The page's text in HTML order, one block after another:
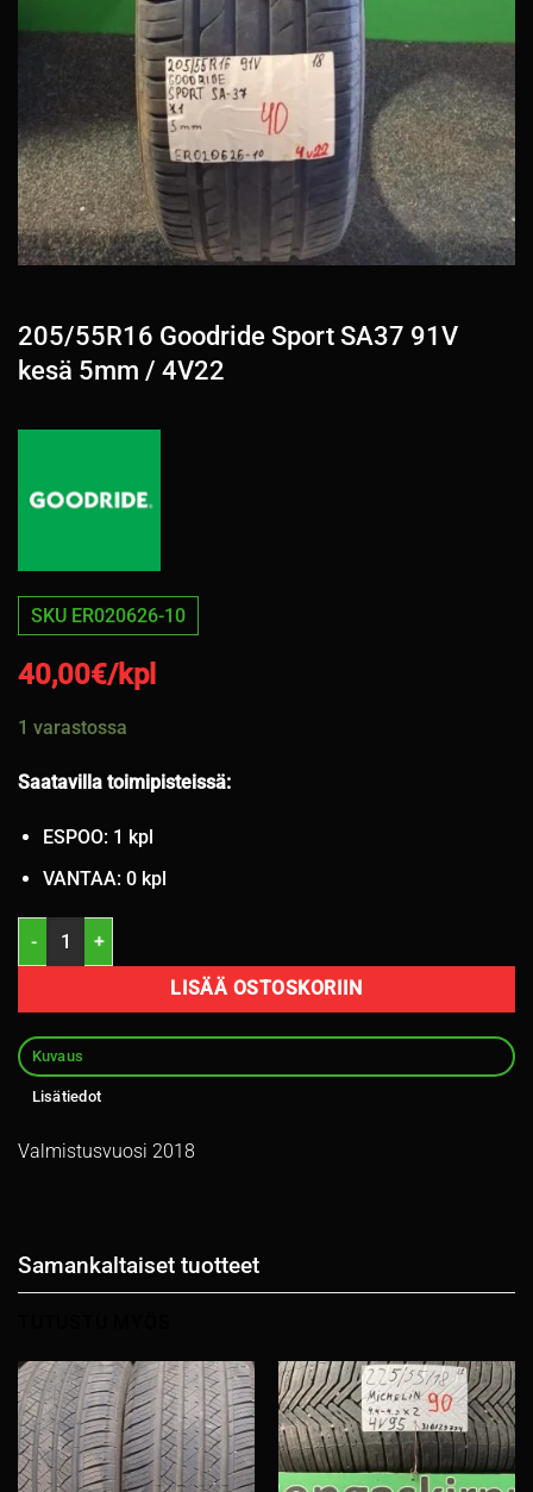
205/55R16 Goodride Sport SA37 91V
kesä 5mm / 4V22
SKU ER020626-10
40,00€/kpl
1 varastossa
Saatavilla toimipisteissä:
ESPOO: 1 kpl
VANTAA: 0 kpl
205/55R16 Goodride Sport SA37 91V kesä 5mm / 4V22 määrä
LISÄÄ OSTOSKORIIN
Kuvaus
Lisätiedot
Valmistusvuosi 2018
Samankaltaiset tuotteet